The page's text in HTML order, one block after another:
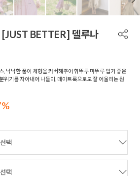
BETTER] 델루나
, 낙낙한 품이 체형을 커버해주어 휘뚜루 마뚜루 입기 좋은
위기를 자아내어 나들이, 데이트룩으로도 잘 어울리는 원